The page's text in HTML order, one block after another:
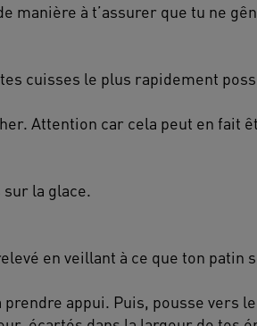
manière à t’assurer que tu ne
cuisses le plus rapidement
Attention car cela peut en
la glace.
en veillant à ce que ton patin
appui. Puis, pousse vers